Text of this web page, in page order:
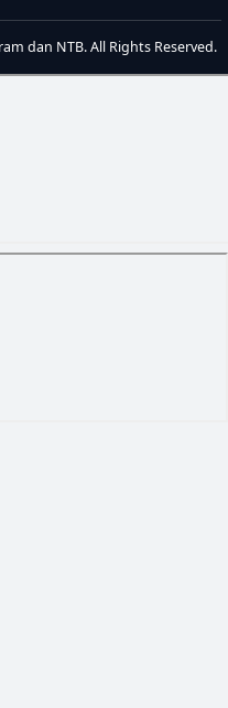
dan NTB. All Rights Reserved.